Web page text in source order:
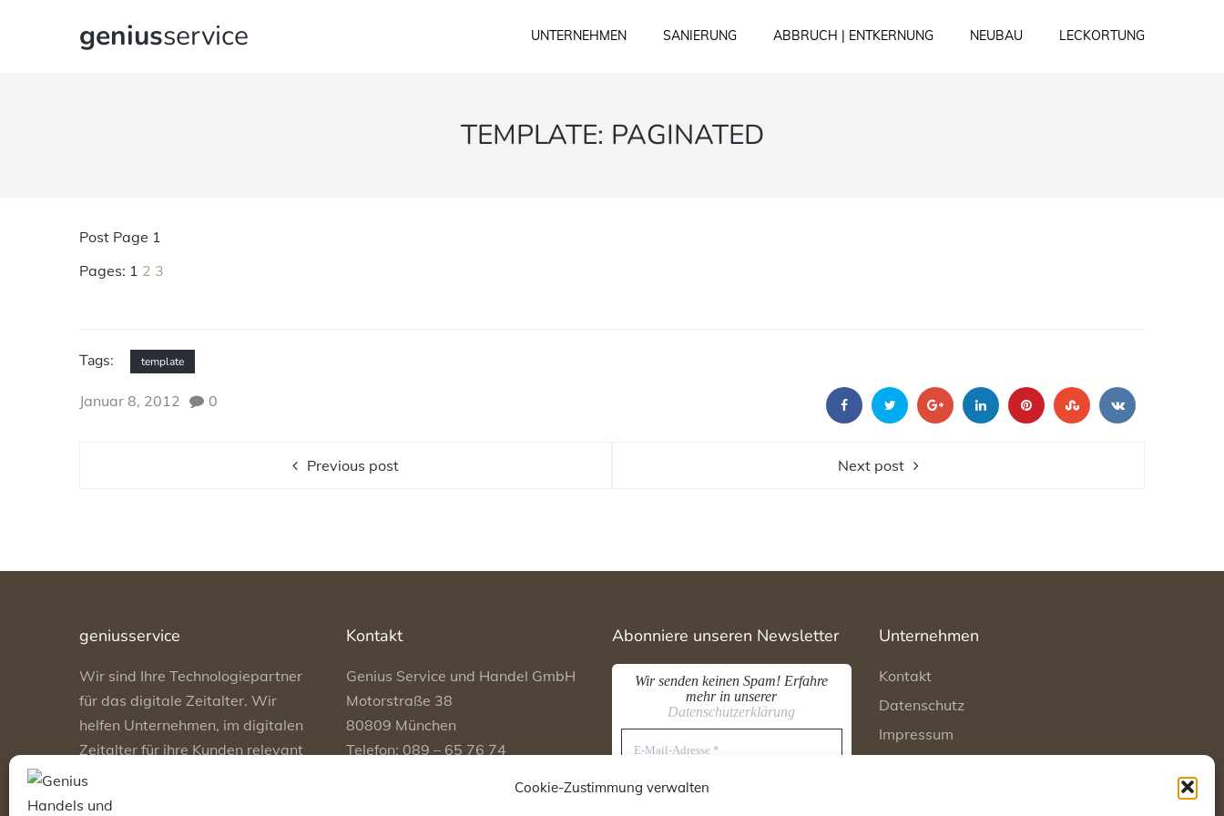
Cookie-Zustimmung verwalten
geniusservice UNTERNEHMEN SANIERUNG ABBRUCH | ENTKERNUNG NEUBAU LECKORTUNG
TEMPLATE: PAGINATED
Post Page 1
Pages: 1 2 3
Tags: template
Januar 8, 2012 0
Previous post Next post
geniusservice
Wir sind Ihre Technologiepartner
für das digitale Zeitalter. Wir
helfen Unternehmen, im digitalen
Zeitalter für ihre Kunden relevant
zu bleiben, indem wir mit
Innovation die Zukunft sicherer zu
Kontakt
Genius Service und Handel GmbH
Motorstraße 38
80809 München
Telefon: 089 – 65 76 74
Abonniere unseren Newsletter
Wir senden keinen Spam! Erfahre
mehr in unserer
Datenschutzerklärung
E-
Unternehmen
Kontakt
Datenschutz
Impressum